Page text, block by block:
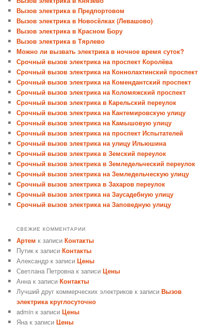
Вызов электрика в Предпортовом
Вызов электрика в Новосёлках (Левашово)
Вызов электрика в Красном Бору
Вызов электрика в Тярлево
Можно ли вызвать электрика в ночное время суток?
Срочный вызов электрика на проспект Королёва
Срочный вызов электрика на Коннолахтинский проспект
Срочный вызов электрика на Комендантский проспект
Срочный вызов электрика на Коломяжский проспект
Срочный вызов электрика в Карельский переулок
Срочный вызов электрика на Кантемировскую улицу
Срочный вызов электрика на Камышовую улицу
Срочный вызов электрика на проспект Испытателей
Срочный вызов электрика на улицу Ильюшина
Срочный вызов электрика в Земский переулок
Срочный вызов электрика в Земледельческий переулок
Срочный вызов электрика на Земледельческую улицу
Срочный вызов электрика в Захаров переулок
Срочный вызов электрика на Заусадебную улицу
Срочный вызов электрика на Заповедную улицу
СВЕЖИЕ КОММЕНТАРИИ
Артем к записиКонтакты
Путик к записиКонтакты
Александр к записиЦены
Светлана Петровна к записиЦены
Анна к записиКонтакты
Лучший друг коммерческих электриков к записиВызов
электрика круглосуточно
admin к записиЦены
Яна к записиЦены